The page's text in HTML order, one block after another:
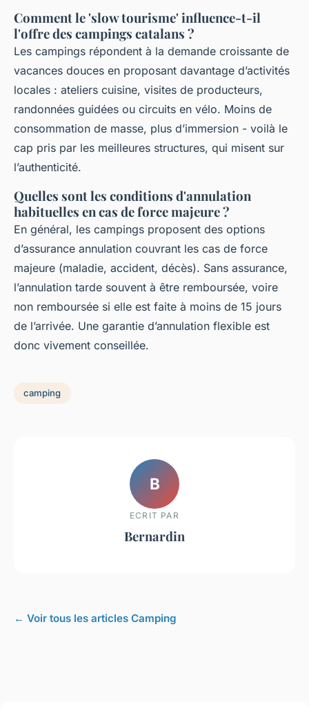
Comment le 'slow tourisme' influence-t-il
l'offre des campings catalans ?
Les campings répondent à la demande croissante de
vacances douces en proposant davantage d’activités
locales : ateliers cuisine, visites de producteurs,
randonnées guidées ou circuits en vélo. Moins de
consommation de masse, plus d’immersion - voilà le
cap pris par les meilleures structures, qui misent sur
l’authenticité.
Quelles sont les conditions d'annulation
habituelles en cas de force majeure ?
En général, les campings proposent des options
d’assurance annulation couvrant les cas de force
majeure (maladie, accident, décès). Sans assurance,
l’annulation tarde souvent à être remboursée, voire
non remboursée si elle est faite à moins de 15 jours
de l’arrivée. Une garantie d’annulation flexible est
donc vivement conseillée.
camping
B
ECRIT PAR
Bernardin
← Voir tous les articles Camping